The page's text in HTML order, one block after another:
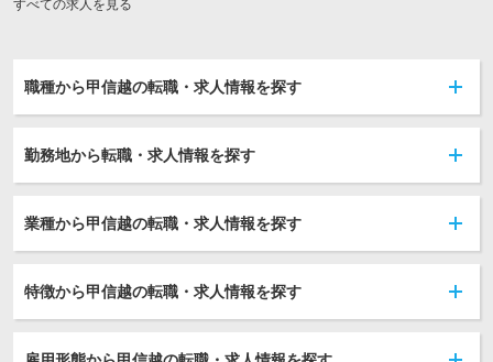
すべての求人を見る
職種から甲信越の転職・求人情報を探す
勤務地から転職・求人情報を探す
業種から甲信越の転職・求人情報を探す
特徴から甲信越の転職・求人情報を探す